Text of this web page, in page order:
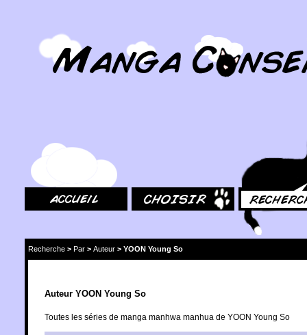
Recherche > Par > Auteur > YOON Young So
Auteur YOON Young So
Toutes les séries de manga manhwa manhua de YOON Young So